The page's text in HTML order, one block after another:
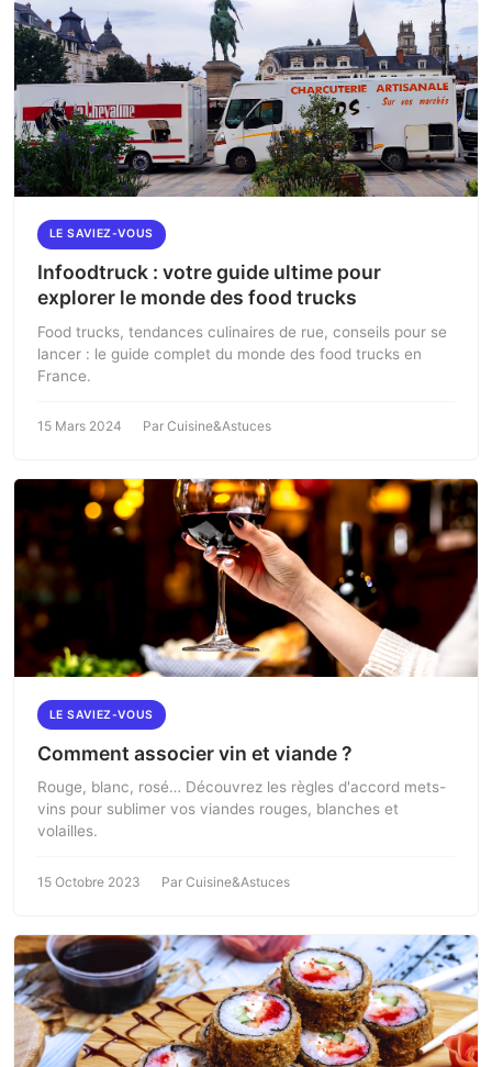
LE SAVIEZ-VOUS
Infoodtruck : votre guide ultime pour
explorer le monde des food trucks
Food trucks, tendances culinaires de rue, conseils pour se
lancer : le guide complet du monde des food trucks en
France.
15 Mars 2024 Par Cuisine&Astuces
LE SAVIEZ-VOUS
Comment associer vin et viande ?
Rouge, blanc, rosé… Découvrez les règles d'accord mets-
vins pour sublimer vos viandes rouges, blanches et
volailles.
15 Octobre 2023 Par Cuisine&Astuces